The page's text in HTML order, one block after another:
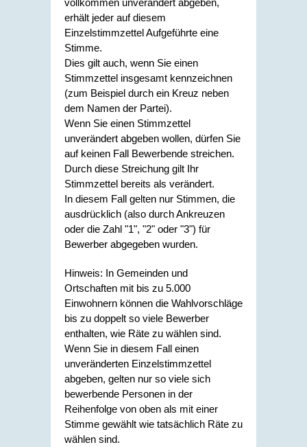
erhält jeder auf diesem
Einzelstimmzettel Aufgeführte eine
Stimme.
Dies gilt auch, wenn Sie einen
Stimmzettel insgesamt kennzeichnen
(zum Beispiel durch ein Kreuz neben
dem Namen der Partei).
Wenn Sie einen Stimmzettel
unverändert abgeben wollen, dürfen Sie
auf keinen Fall Bewerbende streichen.
Durch diese Streichung gilt Ihr
Stimmzettel bereits als verändert.
In diesem Fall gelten nur Stimmen, die
ausdrücklich (also durch Ankreuzen
oder die Zahl "1", "2" oder "3") für
Bewerber abgegeben wurden.
Hinweis: In Gemeinden und
Ortschaften mit bis zu 5.000
Einwohnern können die Wahlvorschläge
bis zu doppelt so viele Bewerber
enthalten, wie Räte zu wählen sind.
Wenn Sie in diesem Fall einen
unveränderten Einzelstimmzettel
abgeben, gelten nur so viele sich
bewerbende Personen in der
Reihenfolge von oben als mit einer
Stimme gewählt wie tatsächlich Räte zu
wählen sind.